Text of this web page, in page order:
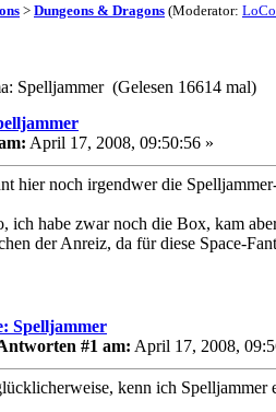
> Dungeons & Dragons (Moderator: LoCo
Spelljammer (Gelesen 16614 mal)
April 17, 2008, 09:50:56 »
hier noch irgendwer die
ich habe zwar noch die Box, kam
der Anreiz, da für diese Space-
Spelljammer
#1 am: April 17, 2008,
kenn ich Spelljammer